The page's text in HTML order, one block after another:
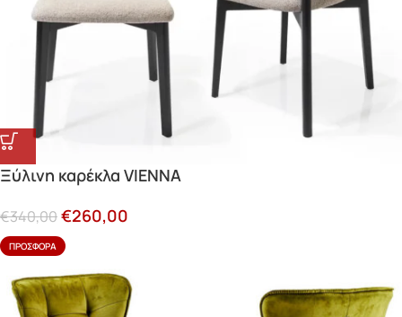
Ξύλινη καρέκλα VIENNA
€340,00€260,00
ΠΡΟΣΦΟΡΆ